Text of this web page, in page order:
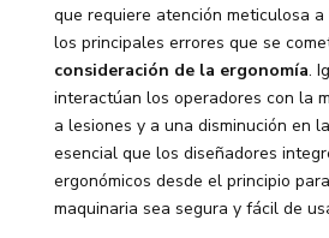
que requiere atención meticulosa
los principales errores que se
consideración de la ergonomía.
interactúan los operadores con la
a lesiones y a una disminución en
esencial que los diseñadores
ergonómicos desde el principio
maquinaria sea segura y fácil de